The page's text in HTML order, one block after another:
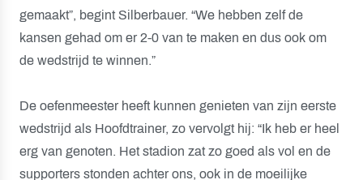
gemaakt”, begint Silberbauer. “We hebben zelf de
kansen gehad om er 2-0 van te maken en dus ook om
de wedstrijd te winnen.”
De oefenmeester heeft kunnen genieten van zijn eerste
wedstrijd als Hoofdtrainer, zo vervolgt hij: “Ik heb er heel
erg van genoten. Het stadion zat zo goed als vol en de
supporters stonden achter ons, ook in de moeilijke